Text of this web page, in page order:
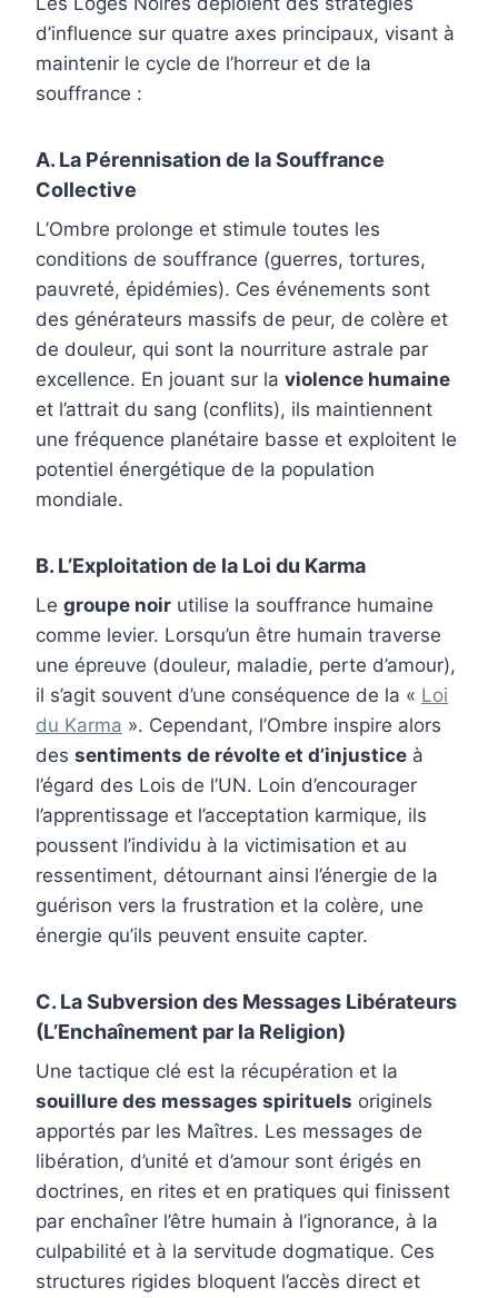
d’influence sur quatre axes principaux, visant à
maintenir le cycle de l’horreur et de la
souffrance :
A. La Pérennisation de la Souffrance
Collective
L’Ombre prolonge et stimule toutes les
conditions de souffrance (guerres, tortures,
pauvreté, épidémies). Ces événements sont
des générateurs massifs de peur, de colère et
de douleur, qui sont la nourriture astrale par
excellence. En jouant sur la violence humaine
et l’attrait du sang (conflits), ils maintiennent
une fréquence planétaire basse et exploitent le
potentiel énergétique de la population
mondiale.
B. L’Exploitation de la Loi du Karma
Le groupe noir utilise la souffrance humaine
comme levier. Lorsqu’un être humain traverse
une épreuve (douleur, maladie, perte d’amour),
il s’agit souvent d’une conséquence de la « Loi
du Karma ». Cependant, l’Ombre inspire alors
des sentiments de révolte et d’injustice à
l’égard des Lois de l’UN. Loin d’encourager
l’apprentissage et l’acceptation karmique, ils
poussent l’individu à la victimisation et au
ressentiment, détournant ainsi l’énergie de la
guérison vers la frustration et la colère, une
énergie qu’ils peuvent ensuite capter.
C. La Subversion des Messages Libérateurs
(L’Enchaînement par la Religion)
Une tactique clé est la récupération et la
souillure des messages spirituels originels
apportés par les Maîtres. Les messages de
libération, d’unité et d’amour sont érigés en
doctrines, en rites et en pratiques qui finissent
par enchaîner l’être humain à l’ignorance, à la
culpabilité et à la servitude dogmatique. Ces
structures rigides bloquent l’accès direct et